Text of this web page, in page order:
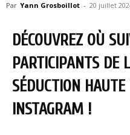
Par Yann Grosboillot - 20 juillet
DÉCOUVREZ OÙ
PARTICIPANTS DE
SÉDUCTION
INSTAGRAM !